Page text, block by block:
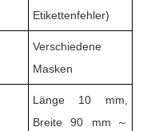
Etikettenfehler)
Verschiedene
Masken
Länge 10 mm,
Breite 90 mm ～